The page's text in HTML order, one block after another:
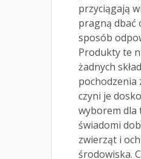
przyciągają
pragną dbać
sposób
Produkty te
żadnych
pochodzenia
czyni je
wyborem dla
świadomi
zwierząt i
środowiska.